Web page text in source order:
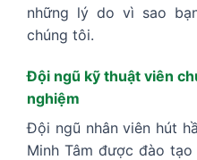
những lý do vì sao
chúng tôi.
Đội ngũ kỹ thuật viên
nghiệm
Đội ngũ nhân viên hút
Minh Tâm được đào